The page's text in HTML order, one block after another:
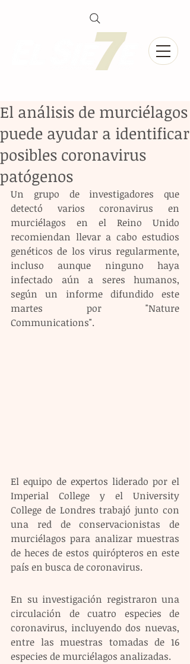
El análisis de murciélagos
puede ayudar a identificar
posibles coronavirus
patógenos
Un grupo de investigadores que
detectó varios coronavirus en
murciélagos en el Reino Unido
recomiendan llevar a cabo estudios
genéticos de los virus regularmente,
incluso aunque ninguno haya
infectado aún a seres humanos,
según un informe difundido este
martes por "Nature
Communications".
El equipo de expertos liderado por el
Imperial College y el University
College de Londres trabajó junto con
una red de conservacionistas de
murciélagos para analizar muestras
de heces de estos quirópteros en este
país en busca de coronavirus.
En su investigación registraron una
circulación de cuatro especies de
coronavirus, incluyendo dos nuevas,
entre las muestras tomadas de 16
especies de murciélagos analizadas.